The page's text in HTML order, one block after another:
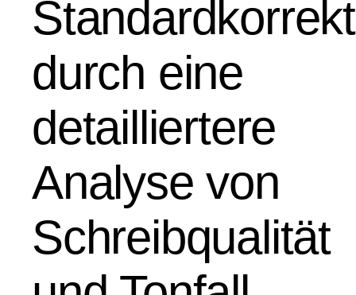
durch eine
detailliertere
Analyse von
Schreibqualität